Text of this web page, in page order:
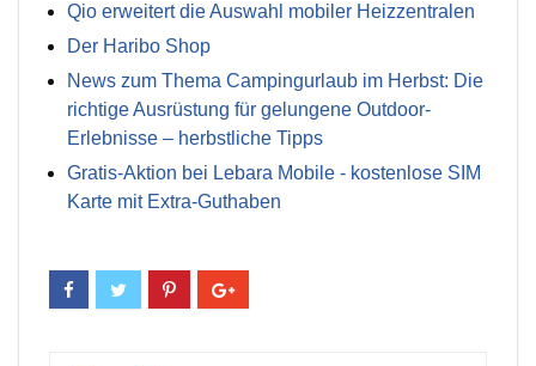
Qio erweitert die Auswahl mobiler Heizzentralen
Der Haribo Shop
News zum Thema Campingurlaub im Herbst: Die
richtige Ausrüstung für gelungene Outdoor-
Erlebnisse – herbstliche Tipps
Gratis-Aktion bei Lebara Mobile - kostenlose SIM
Karte mit Extra-Guthaben